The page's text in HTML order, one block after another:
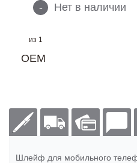
- Нет в наличии
из 1
OEM
Шлейф для мобильного